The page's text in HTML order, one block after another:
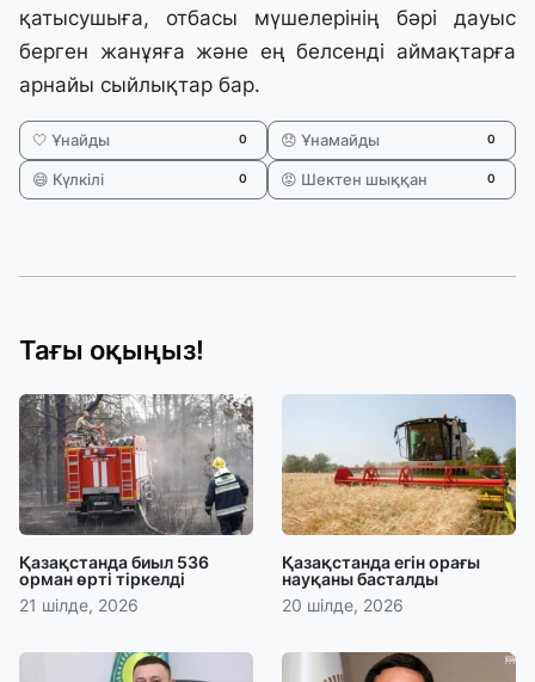
қатысушыға, отбасы мүшелерінің бәрі дауыс
берген жанұяға және ең белсенді аймақтарға
арнайы сыйлықтар бар.
🤍 Ұнайды 0 😞 Ұнамайды 0
😄 Күлкілі 0 😡 Шектен шыққан 0
Тағы оқыңыз!
Қазақстанда биыл 536
орман өрті тіркелді
21 шілде, 2026
Қазақстанда егін орағы
науқаны басталды
20 шілде, 2026